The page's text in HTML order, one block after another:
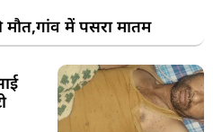
में पसरा मातम